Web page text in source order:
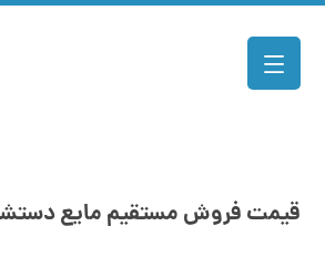
قیمت فروش مستقیم مایع